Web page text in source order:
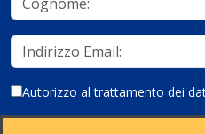
Autorizzo al trattamento dei